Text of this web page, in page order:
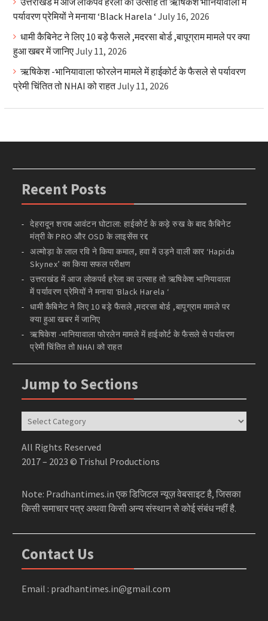
पर्यावरण प्रेमियों ने मनाया ‘Black Harela ‘ July 16, 2026
धामी कैबिनेट ने लिए 10 बड़े फैसले ,मदरसा बोर्ड ,बापूग्राम मामले पर क्या
हुआ खबर में जानिएJuly 11, 2026
ऋषिकेश -भानियावाला फोरलेन मामले में हाईकोर्ट के फैसले से पर्यावरण
प्रेमी चिंतित तो NHAI को राहतJuly 11, 2026
Recent Posts
देहरादून शराब आवंटन घोटाला: हाईकोर्ट के कड़े रुख के बाद कैबिनेट
मंत्री के PRO और OSD के लाइसेंस रद्द
अल्मोड़ा के लाल रवि ने किया कमाल, हवा में उड़ने वाली कार ‘Hapida
Skynex’ का किया सफल परीक्षण
उत्तराखंड में आज लोकपर्व हरेला का उत्साह तो ऋषिकेश भानियावाला
में पर्यावरण प्रेमियों ने मनाया ‘Black Harela ‘
धामी कैबिनेट ने लिए 10 बड़े फैसले ,मदरसा बोर्ड ,बापूग्राम मामले पर
क्या हुआ खबर में जानिए
ऋषिकेश -भानियावाला फोरलेन मामले में हाईकोर्ट के फैसले से पर्यावरण
प्रेमी चिंतित तो NHAI को राहत
Jump to Sections
Jump
to
Sections
All Rights Reserved
2017 – 2023 © Trishul Productions
Note: Pradhantimes.in एक डिजिटल न्यूज़ वेबसाइट है, जिसका
किसी समाचार पत्र अथवा किसी अन्य संस्थान से कोई संबंध नहीं है.
Contact Us
Email : pradhantimes.in@gmail.com